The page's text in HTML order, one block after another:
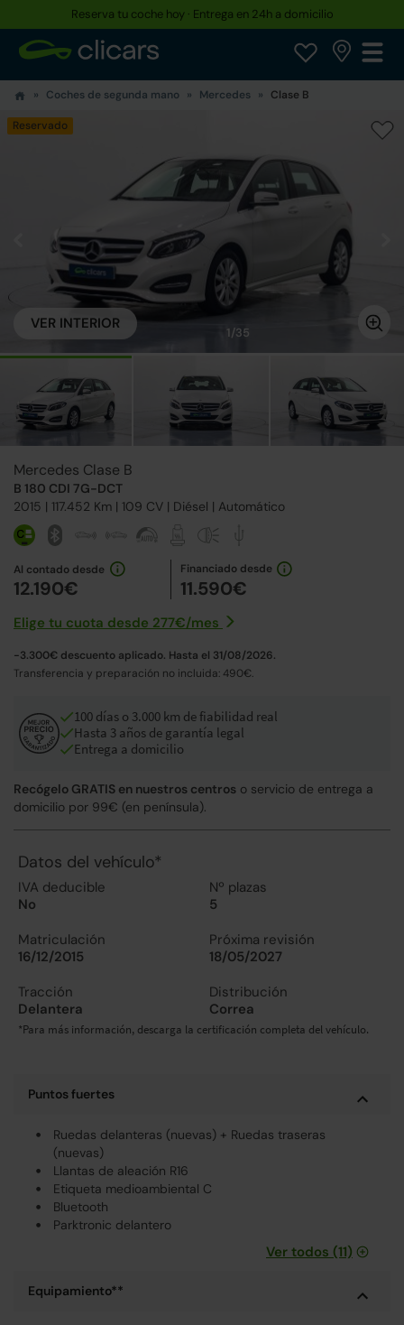
Reserva tu coche hoy · Entrega en 24h a domicilio
Coches de segunda mano Mercedes Clase B
Reservado
VER INTERIOR
1/35
Mercedes Clase B
B 180 CDI 7G-DCT
2015 | 117.452 Km | 109 CV | Diésel | Automático
Al contado desde
12.190€
Financiado desde
11.590€
Elige tu cuota desde 277€/mes
-3.300€ descuento aplicado. Hasta el 31/08/2026.
Transferencia y preparación no incluida: 490€.
100 días o 3.000 km de fiabilidad real
Hasta 3 años de garantía legal
Entrega a domicilio
Recógelo GRATIS en nuestros centros o servicio de entrega a
domicilio por 99€ (en península).
Datos del vehículo*
IVA deducible
No
Nº plazas
5
Matriculación
16/12/2015
Próxima revisión
18/05/2027
Tracción
Delantera
Distribución
Correa
*Para más información, descarga la certificación completa del vehículo.
Puntos fuertes
Ruedas delanteras (nuevas) + Ruedas traseras
(nuevas)
Llantas de aleación R16
Etiqueta medioambiental C
Bluetooth
Parktronic delantero
Ver todos (11)
Equipamiento**